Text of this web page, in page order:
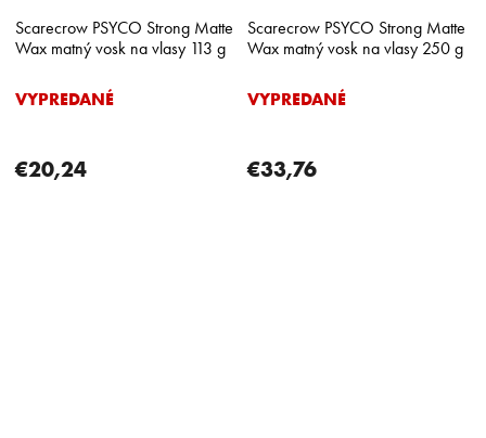
Scarecrow PSYCO Strong Matte
Wax matný vosk na vlasy 113 g
VYPREDANÉ
€20,24
Scarecrow PSYCO Strong Matte
Wax matný vosk na vlasy 250 g
VYPREDANÉ
€33,76